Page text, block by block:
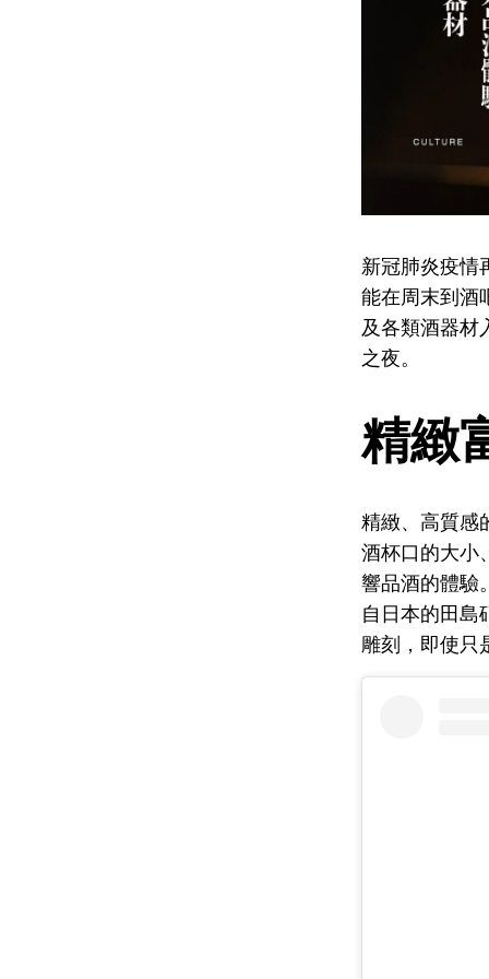
新冠肺炎疫情
能在周末到酒
及各類酒器材
之夜。
精緻
精緻、高質感
酒杯口的大小
響品酒的體驗
自日本的田島
雕刻，即使只